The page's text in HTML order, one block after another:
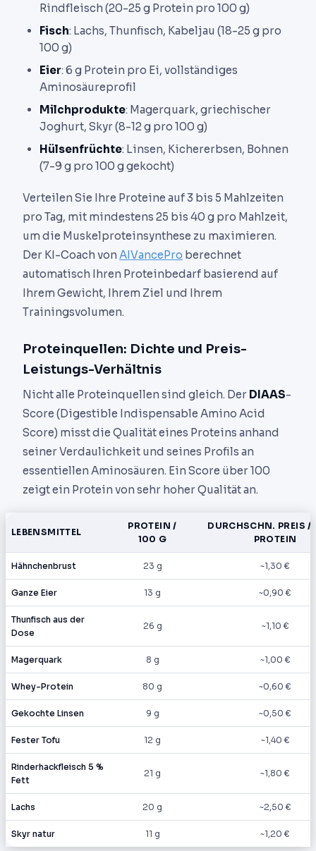
Rindfleisch (20-25 g Protein pro 100 g)
Fisch: Lachs, Thunfisch, Kabeljau (18-25 g pro
100 g)
Eier: 6 g Protein pro Ei, vollständiges
Aminosäureprofil
Milchprodukte: Magerquark, griechischer
Joghurt, Skyr (8-12 g pro 100 g)
Hülsenfrüchte: Linsen, Kichererbsen, Bohnen
(7-9 g pro 100 g gekocht)
Verteilen Sie Ihre Proteine auf 3 bis 5 Mahlzeiten
pro Tag, mit mindestens 25 bis 40 g pro Mahlzeit,
um die Muskelproteinsynthese zu maximieren.
Der KI-Coach von AIVancePro berechnet
automatisch Ihren Proteinbedarf basierend auf
Ihrem Gewicht, Ihrem Ziel und Ihrem
Trainingsvolumen.
Proteinquellen: Dichte und Preis-
Leistungs-Verhältnis
Nicht alle Proteinquellen sind gleich. Der DIAAS-
Score (Digestible Indispensable Amino Acid
Score) misst die Qualität eines Proteins anhand
seiner Verdaulichkeit und seines Profils an
essentiellen Aminosäuren. Ein Score über 100
zeigt ein Protein von sehr hoher Qualität an.
LEBENSMITTEL
PROTEIN /
100 G
DURCHSCHN. PREIS /
PROTEIN
Hähnchenbrust 23 g ~1,30 €
Ganze Eier 13 g ~0,90 €
Thunfisch aus der
Dose
26 g ~1,10 €
Magerquark 8 g ~1,00 €
Whey-Protein 80 g ~0,60 €
Gekochte Linsen 9 g ~0,50 €
Fester Tofu 12 g ~1,40 €
Rinderhackfleisch 5 %
Fett
21 g ~1,80 €
Lachs 20 g ~2,50 €
Skyr natur 11 g ~1,20 €